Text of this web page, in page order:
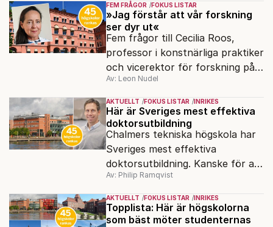
FEM FRÅGOR FOKUS LISTAR
»Jag förstår att vår forskning
ser dyr ut«
Fem frågor till Cecilia Roos,
professor i konstnärliga praktiker
och vicerektor för forskning på
Stockholms konstnärliga
högskola, angående forskningen
och kritiken i medier.
Av: Leon Nudel
AKTUELLT FOKUS LISTAR INRIKES
Här är Sveriges mest effektiva
doktorsutbildning
Chalmers tekniska högskola har
Sveriges mest effektiva
doktorsutbildning. Kanske för att
man hämtat inspiration från
USA?
Av: Philip Ramqvist
AKTUELLT FOKUS LISTAR INRIKES
Topplista: Här är högskolorna
som bäst möter studenternas